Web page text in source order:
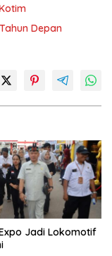
Depan
Jadi Lokomotif